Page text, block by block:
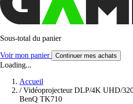
Sous-total du panier
Voir mon panier Continuer mes achats
Loading...
Accueil
/ Vidéoprojecteur DLP/4K UHD/
BenQ TK710